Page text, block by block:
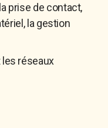
prise de contact,
la gestion
réseaux